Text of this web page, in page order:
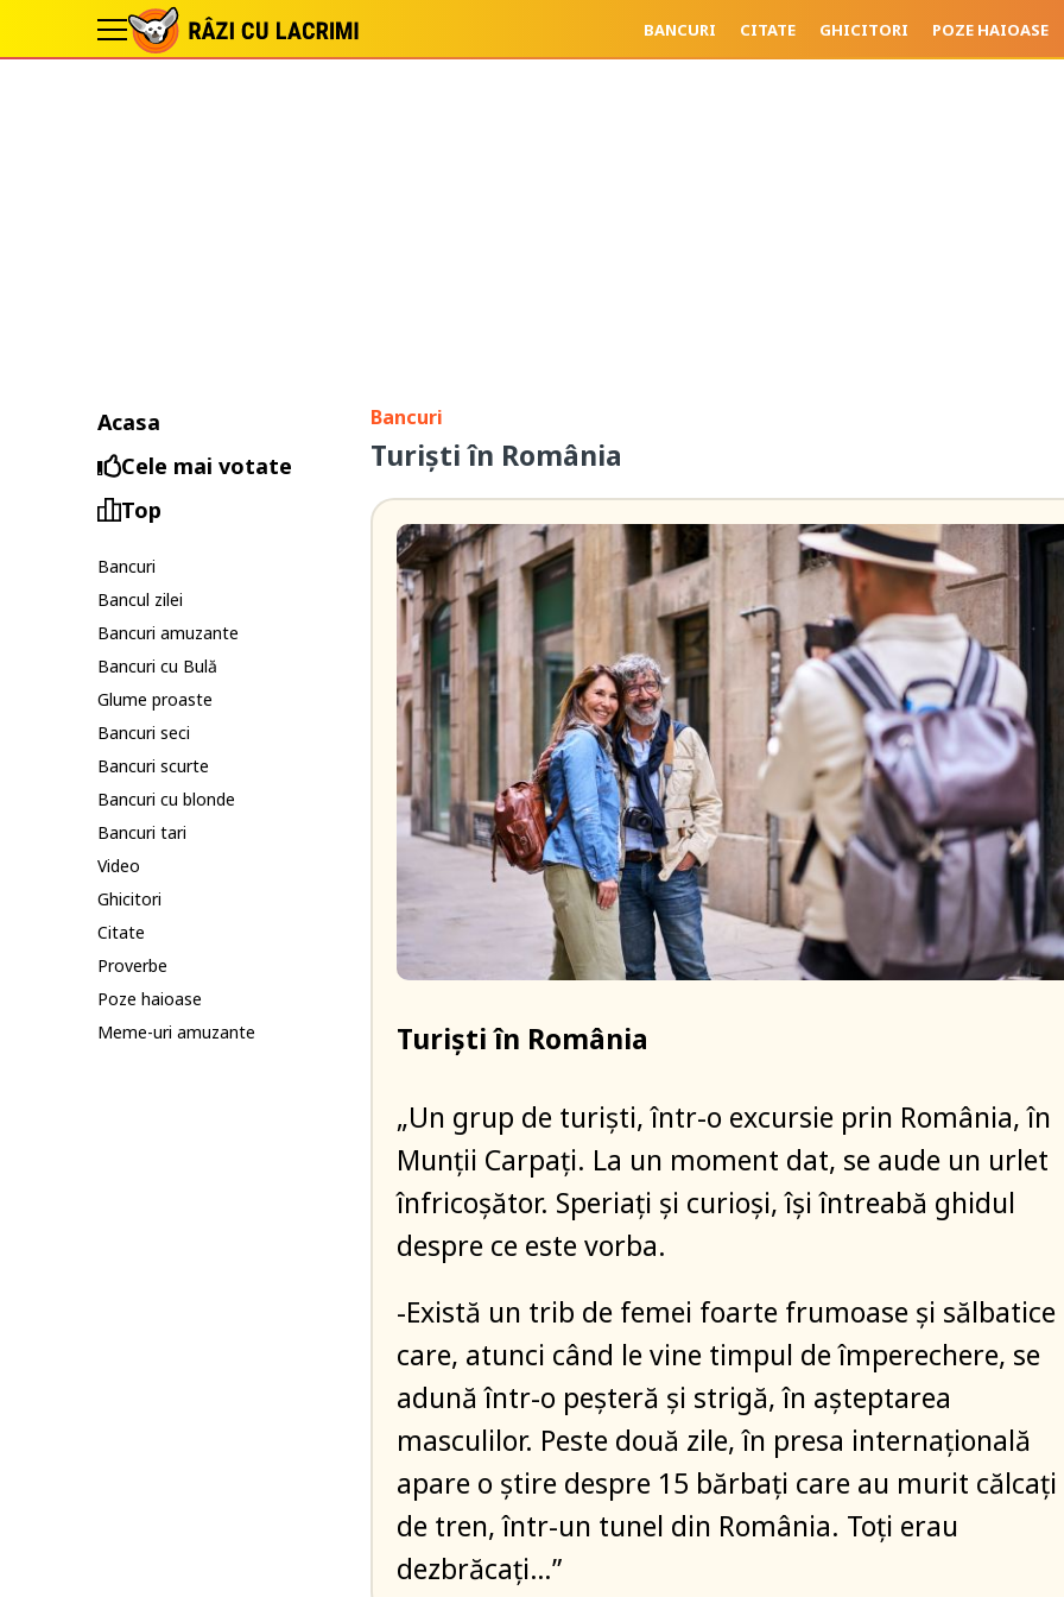
BANCURI CITATE GHICITORI POZE HAIOASE
Acasa
Cele mai votate
Top
Bancuri
Bancul zilei
Bancuri amuzante
Bancuri cu Bulă
Glume proaste
Bancuri seci
Bancuri scurte
Bancuri cu blonde
Bancuri tari
Video
Ghicitori
Citate
Proverbe
Poze haioase
Meme-uri amuzante
Bancuri
Turiști în România
Turiști în România
„Un grup de turiști, într-o excursie prin România, în
Munții Carpați. La un moment dat, se aude un urlet
înfricoșător. Speriați și curioși, își întreabă ghidul
despre ce este vorba.
-Există un trib de femei foarte frumoase și sălbatice
care, atunci când le vine timpul de împerechere, se
adună într-o peșteră și strigă, în așteptarea
masculilor. Peste două zile, în presa internațională
apare o știre despre 15 bărbați care au murit călcați
de tren, într-un tunel din România. Toți erau
dezbrăcați…”